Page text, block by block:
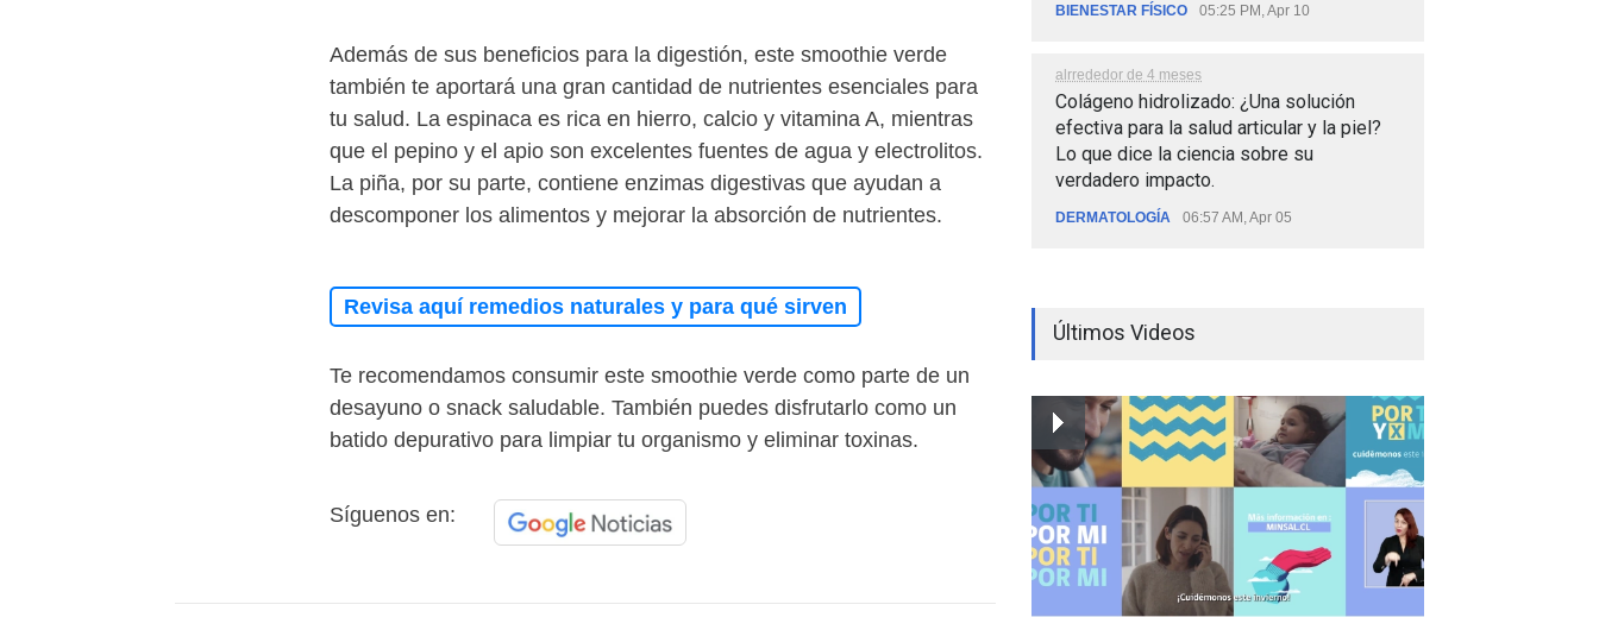
Además de sus beneficios para la digestión, este smoothie verde
también te aportará una gran cantidad de nutrientes esenciales para
tu salud. La espinaca es rica en hierro, calcio y vitamina A, mientras
que el pepino y el apio son excelentes fuentes de agua y electrolitos.
La piña, por su parte, contiene enzimas digestivas que ayudan a
descomponer los alimentos y mejorar la absorción de nutrientes.
Revisa aquí remedios naturales y para qué sirven
Te recomendamos consumir este smoothie verde como parte de un
desayuno o snack saludable. También puedes disfrutarlo como un
batido depurativo para limpiar tu organismo y eliminar toxinas.
Síguenos en:
BIENESTAR FÍSICO 05:25 PM, Apr 10
alrrededor de 4 meses
Colágeno hidrolizado: ¿Una solución
efectiva para la salud articular y la piel?
Lo que dice la ciencia sobre su
verdadero impacto.
DERMATOLOGÍA 06:57 AM, Apr 05
Últimos Videos